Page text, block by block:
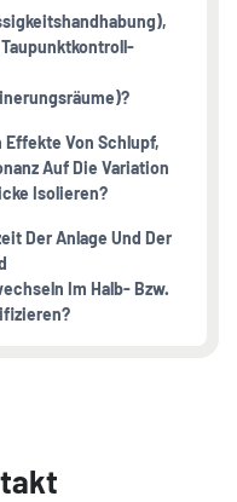
Effekte Von Schlupf,
Auf Die Variation
Isolieren?
Der Anlage Und Der
Im Halb- Bzw.